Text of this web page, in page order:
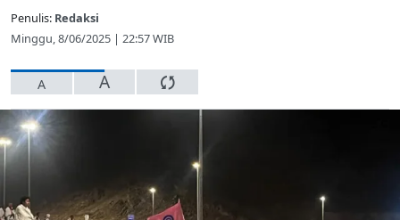
Penulis: Redaksi
Minggu, 8/06/2025 | 22:57 WIB
A A